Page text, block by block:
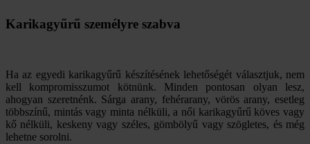
Karikagyűrű személyre szabva
Ha az egyedi karikagyűrű készítésének lehetőségét választjuk, nem
kell kompromisszumot kötnünk. Minden pontosan olyan lesz,
ahogyan szeretnénk. Sárga arany, fehérarany, vörös arany, esetleg
többszínű, mintás vagy minta nélküli, a női karikagyűrű köves vagy
kő nélküli, keskeny vagy széles, gömbölyű vagy szögletes, és még
lehetne sorolni.